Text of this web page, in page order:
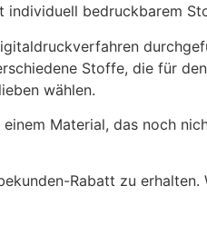
individuell bedruckbarem
Stoffe, die für
wählen.
Material, das noch
Rabatt zu erhalten.